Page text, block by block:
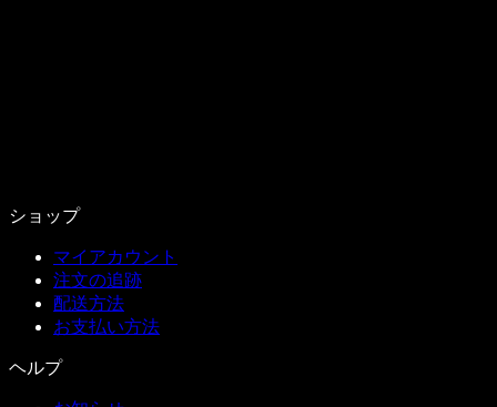
ショップ
マイアカウント
注文の追跡
配送方法
お支払い方法
ヘルプ